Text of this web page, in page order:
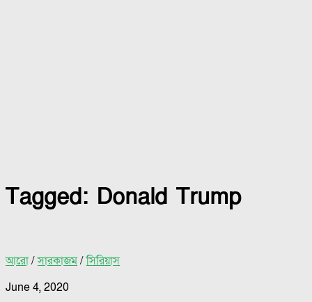
Tagged: Donald Trump
আরো/সারকাজম/সিরিয়াস
June 4, 2020